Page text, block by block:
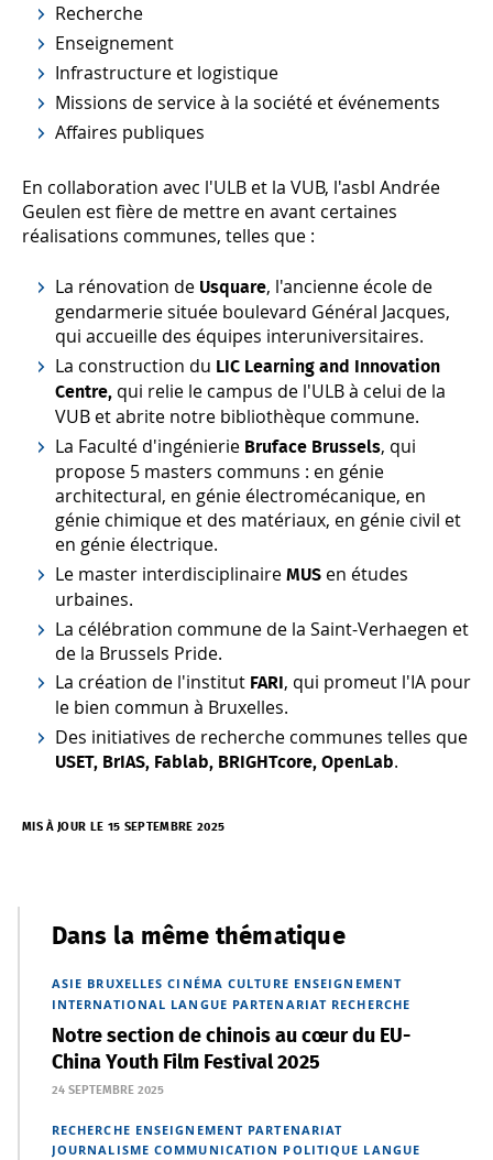
Recherche
Enseignement
Infrastructure et logistique
Missions de service à la société et événements
Affaires publiques
En collaboration avec l'ULB et la VUB, l'asbl Andrée
Geulen est fière de mettre en avant certaines
réalisations communes, telles que :
La rénovation de Usquare, l'ancienne école de
gendarmerie située boulevard Général Jacques,
qui accueille des équipes interuniversitaires.
La construction du LIC Learning and Innovation
Centre, qui relie le campus de l'ULB à celui de la
VUB et abrite notre bibliothèque commune.
La Faculté d'ingénierie Bruface Brussels, qui
propose 5 masters communs : en génie
architectural, en génie électromécanique, en
génie chimique et des matériaux, en génie civil et
en génie électrique.
Le master interdisciplinaire MUS en études
urbaines.
La célébration commune de la Saint-Verhaegen et
de la Brussels Pride.
La création de l'institut FARI , qui promeut l'IA pour
le bien commun à Bruxelles.
Des initiatives de recherche communes telles que
USET, BrIAS, Fablab, BRIGHTcore, OpenLab.
MIS À JOUR LE 15 SEPTEMBRE 2025
Dans la même thématique
ASIE BRUXELLES CINÉMA CULTURE ENSEIGNEMENT
INTERNATIONAL LANGUE PARTENARIAT RECHERCHE
Notre section de chinois au cœur du EU-
China Youth Film Festival 2025
24 SEPTEMBRE 2025
RECHERCHE ENSEIGNEMENT PARTENARIAT
JOURNALISME COMMUNICATION POLITIQUE LANGUE